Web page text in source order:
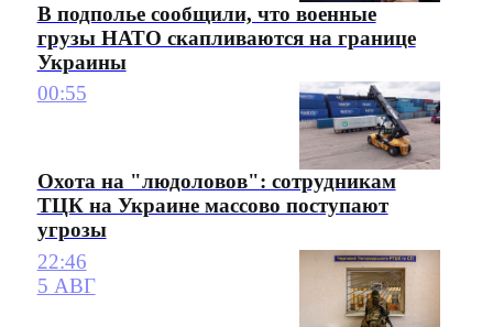
В подполье сообщили, что военные
грузы НАТО скапливаются на границе
Украины
00:55
Охота на "людоловов": сотрудникам
ТЦК на Украине массово поступают
угрозы
22:46
5 АВГ